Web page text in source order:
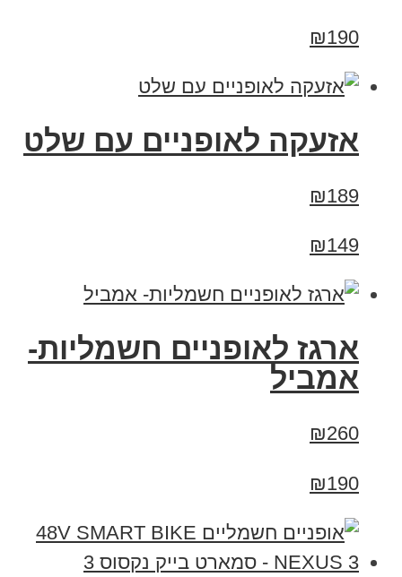
₪190
אזעקה לאופניים עם שלט
₪189
₪149
ארגז לאופניים חשמליות-
אמביל
₪260
₪190